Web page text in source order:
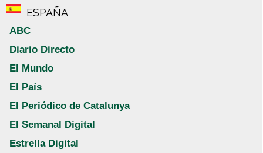
ESPAÑA
ABC
Diario Directo
El Mundo
El País
El Periódico de Catalunya
El Semanal Digital
Estrella Digital